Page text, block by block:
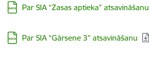
Lejupielādēt:
Par SIA “Zasas aptieka” atsavināšanu
Lejupielādēt:
Par SIA “Gārsene 3” atsavināšanu